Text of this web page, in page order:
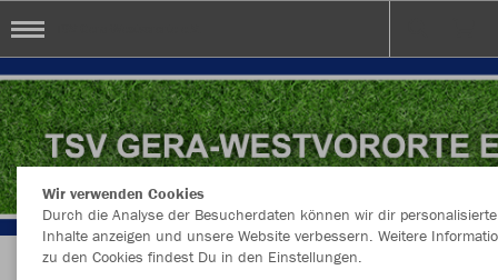
Wir verwenden Cookies
Durch die Analyse der Besucherdaten können wir dir personalisierte
Inhalte anzeigen und unsere Website verbessern. Weitere
zu den Cookies findest Du in den Einstellungen.